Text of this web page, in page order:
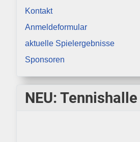
Kontakt
Anmeldeformular
aktuelle Spielergebnisse
Sponsoren
NEU: Tennishalle